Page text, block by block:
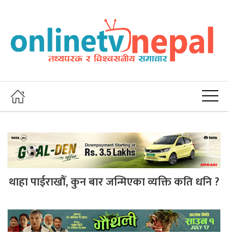
थाहा पाईराखौँ, कुन बार जन्मिएका व्यक्ति कति धनि ?